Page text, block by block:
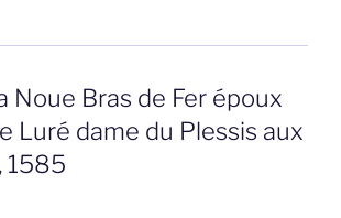
Noue Bras de Fer époux
Luré dame du Plessis aux
1585